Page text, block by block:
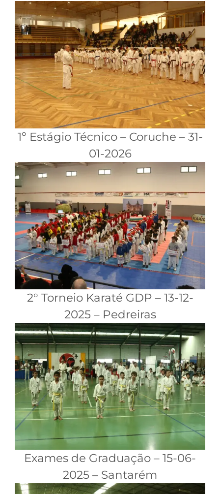
1º Estágio Técnico – Coruche – 31-
01-2026
2° Torneio Karaté GDP – 13-12-
2025 – Pedreiras
Exames de Graduação – 15-06-
2025 – Santarém